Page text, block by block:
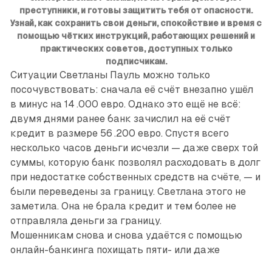
преступники, и готовы защитить тебя от опасности.
Узнай, как сохранить свои деньги, спокойствие и время с
помощью чётких инструкций, работающих решений и
практических советов, доступных только
подписчикам.
Ситуации Светланы Пауль можно только
посочувствовать: сначала её счёт внезапно ушёл
в минус на 14 .000 евро. Однако это ещё не всё:
двумя днями ранее банк зачислил на её счёт
кредит в размере 56 .200 евро. Спустя всего
несколько часов деньги исчезли — даже сверх той
суммы, которую банк позволял расходовать в долг
при недостатке собственных средств на счёте, — и
были переведены за границу. Светлана этого не
заметила. Она не брала кредит и тем более не
отправляла деньги за границу.
Мошенникам снова и снова удаётся с помощью
онлайн-банкинга похищать пяти- или даже